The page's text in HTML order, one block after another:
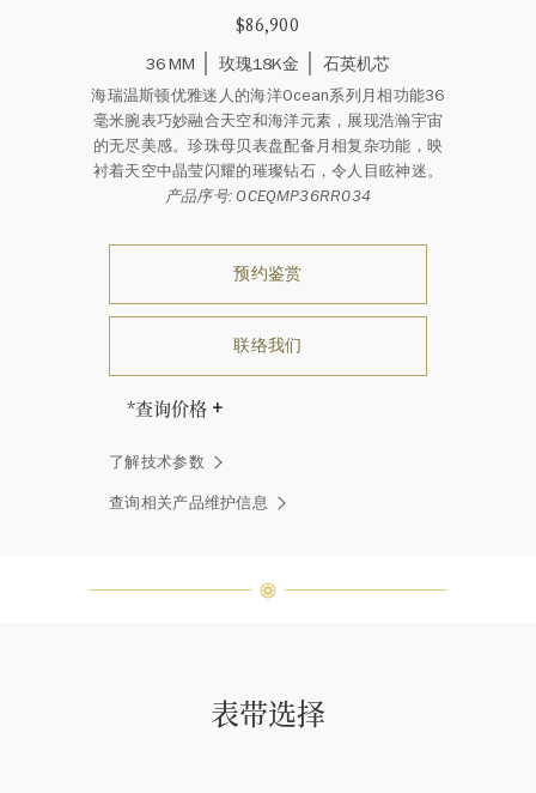
$86,900
36 MM
玫瑰18K金 石英机芯
海瑞温斯顿优雅迷人的海洋Ocean系列月相功能36
毫米腕表巧妙融合天空和海洋元素，展现浩瀚宇宙
的无尽美感。珍珠母贝表盘配备月相复杂功能，映
衬着天空中晶莹闪耀的璀璨钻石，令人目眩神迷。
产品序号: OCEQMP36RR034
预约鉴赏
联络我们
*查询价格
有两颗相同的钻石。” 海瑞温斯顿的
每一件高级珠宝作品也是如此：每个
宝石皆与众不同而采用独特镶嵌方
了解技术参数
查询相关产品维护信息
表带选择